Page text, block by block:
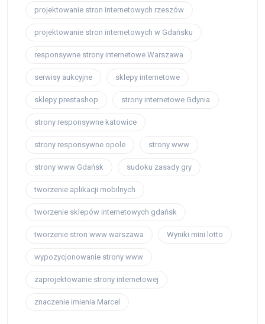
projektowanie stron internetowych rzeszów
projektowanie stron internetowych w Gdańsku
responsywne strony internetowe Warszawa
serwisy aukcyjne sklepy internetowe
sklepy prestashop strony internetowe Gdynia
strony responsywne katowice
strony responsywne opole strony www
strony www Gdańsk sudoku zasady gry
tworzenie aplikacji mobilnych
tworzenie sklepów internetowych gdańsk
tworzenie stron www warszawa Wyniki mini lotto
wypozycjonowanie strony www
zaprojektowanie strony internetowej
znaczenie imienia Marcel